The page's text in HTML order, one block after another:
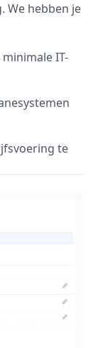
We hebben je
IT-
te